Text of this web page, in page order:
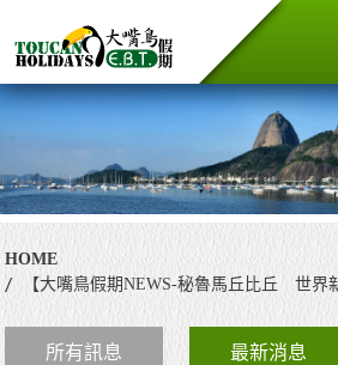
HOME
【大嘴鳥假期NEWS-秘魯馬丘比丘 世界
所有訊息 最新消息